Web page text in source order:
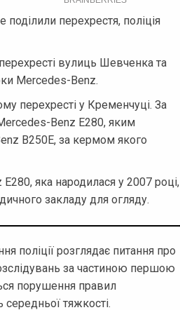
перехрестя, поліція
вулиць Шевченка та
Mercedes-Benz.
перехресті у Кременчуці. За
Benz E280, яким
B250E, за кермом якого
яка народилася у 2007 році,
закладу для огляду.
поліції розглядає питання про
за частиною першою
порушення правил
тяжкості.